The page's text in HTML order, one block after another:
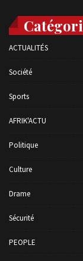
ACTUALITÉS
Société
Sports
AFRIK'ACTU
Politique
Culture
Drame
Sécurité
PEOPLE